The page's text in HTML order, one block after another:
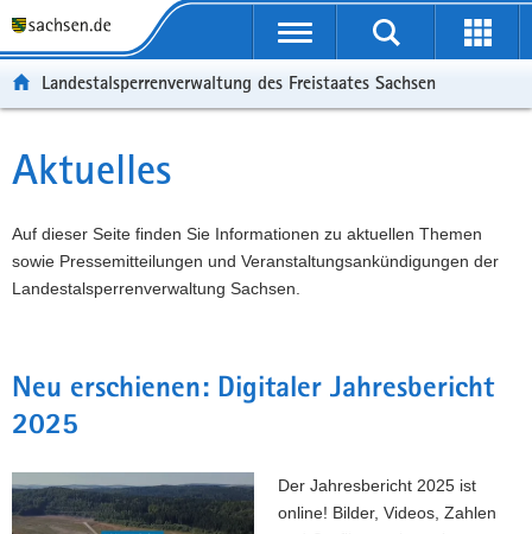
t
ü
e
r
g
f
e
d
e
t
n
v
i
g
o
n
p
n
a
l
t
t
-
e
r
e
Landestalsperrenverwaltung des Freistaates Sachsen
Hauptinhalt
Aktuelles
Auf dieser Seite finden Sie Informationen zu aktuellen Themen
sowie Pressemitteilungen und Veranstaltungsankündigungen der
Landestalsperrenverwaltung Sachsen.
Neu erschienen: Digitaler Jahresbericht
2025
Der Jahresbericht 2025 ist
online! Bilder, Videos, Zahlen